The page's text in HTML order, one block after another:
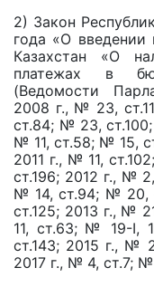
2) Закон
года «О введении
Казахстан «О
платежах в
(Ведомости
2008 г., № 23,
ст.84; № 23,
№ 11, ст.58; № 15,
2011 г., № 11,
ст.196; 2012 г., №
№ 14, ст.94; № 20,
ст.125; 2013 г., №
11, ст.63; № 19-I,
ст.143; 2015 г., №
2017 г., № 4, ст.7; №